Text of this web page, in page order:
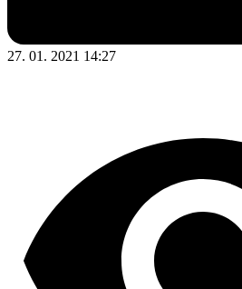
27. 01. 2021 14:27